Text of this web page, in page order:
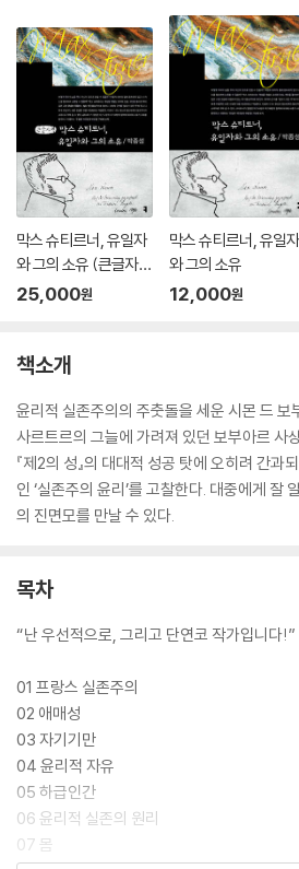
막스 슈티르너, 유일자
와 그의 소유 (큰글자
책)
25,000원
막스 슈티르너, 유일자
와 그의 소유
12,000원
책소개
윤리적 실존주의의 주춧돌을 세운 시몬 드 보
사르트르의 그늘에 가려져 있던 보부아르 사
『제2의 성』의 대대적 성공 탓에 오히려 간과
인 ‘실존주의 윤리’를 고찰한다. 대중에게 잘
의 진면모를 만날 수 있다.
목차
“난 우선적으로, 그리고 단연코 작가입니다!”
01 프랑스 실존주의
02 애매성
03 자기기만
04 윤리적 자유
05 하급인간
06 윤리적 실존의 원리
07 몸